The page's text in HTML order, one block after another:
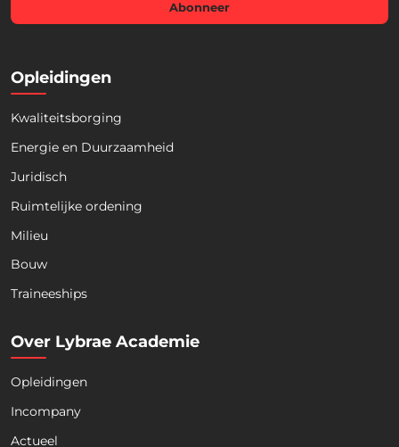
*
Abonneer
Opleidingen
Kwaliteitsborging
Energie en Duurzaamheid
Juridisch
Ruimtelijke ordening
Milieu
Bouw
Traineeships
Over Lybrae Academie
Opleidingen
Incompany
Actueel
Naam